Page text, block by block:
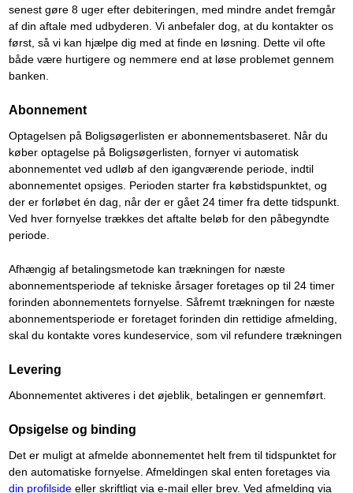
senest gøre 8 uger efter debiteringen, med mindre andet fremgår
af din aftale med udbyderen. Vi anbefaler dog, at du kontakter os
først, så vi kan hjælpe dig med at finde en løsning. Dette vil ofte
både være hurtigere og nemmere end at løse problemet gennem
banken.
Abonnement
Optagelsen på Boligsøgerlisten er abonnementsbaseret. Når du
køber optagelse på Boligsøgerlisten, fornyer vi automatisk
abonnementet ved udløb af den igangværende periode, indtil
abonnementet opsiges. Perioden starter fra købstidspunktet, og
der er forløbet én dag, når der er gået 24 timer fra dette tidspunkt.
Ved hver fornyelse trækkes det aftalte beløb for den påbegyndte
periode.
Afhængig af betalingsmetode kan trækningen for næste
abonnementsperiode af tekniske årsager foretages op til 24 timer
forinden abonnementets fornyelse. Såfremt trækningen for næste
abonnementsperiode er foretaget forinden din rettidige afmelding,
skal du kontakte vores kundeservice, som vil refundere trækningen
Levering
Abonnementet aktiveres i det øjeblik, betalingen er gennemført.
Opsigelse og binding
Det er muligt at afmelde abonnementet helt frem til tidspunktet for
den automatiske fornyelse. Afmeldingen skal enten foretages via
din profilside eller skriftligt via e-mail eller brev. Ved afmelding via